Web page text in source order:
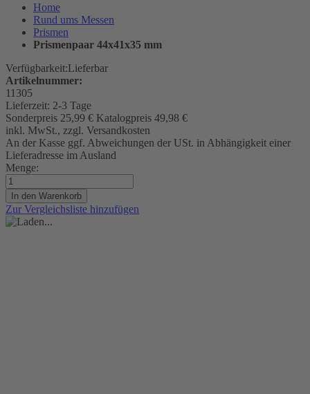
Home
Rund ums Messen
Prismen
Prismenpaar 44x41x35 mm
Verfügbarkeit:Lieferbar
Artikelnummer:
11305
Lieferzeit: 2-3 Tage
Sonderpreis 25,99 € Katalogpreis 49,98 €
inkl. MwSt., zzgl. Versandkosten
An der Kasse ggf. Abweichungen der USt. in Abhängigkeit einer
Lieferadresse im Ausland
Menge:
In den Warenkorb
Zur Vergleichsliste hinzufügen